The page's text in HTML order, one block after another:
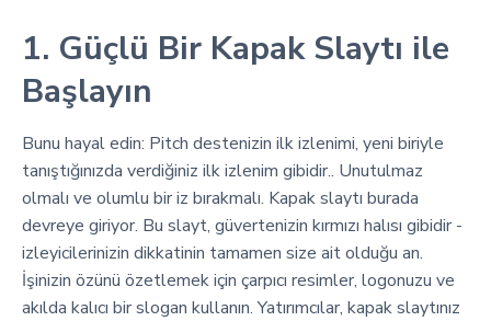
1. Güçlü Bir Kapak Slaytı ile
Başlayın
Bunu hayal edin: Pitch destenizin ilk izlenimi, yeni biriyle
tanıştığınızda verdiğiniz ilk izlenim gibidir.. Unutulmaz
olmalı ve olumlu bir iz bırakmalı. Kapak slaytı burada
devreye giriyor. Bu slayt, güvertenizin kırmızı halısı gibidir -
izleyicilerinizin dikkatinin tamamen size ait olduğu an.
İşinizin özünü özetlemek için çarpıcı resimler, logonuzu ve
akılda kalıcı bir slogan kullanın. Yatırımcılar, kapak slaytınız